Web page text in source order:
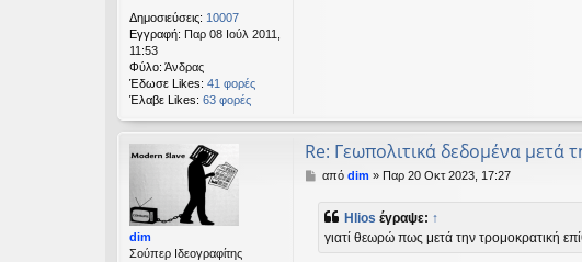
Δημοσιεύσεις: 10007
Εγγραφή: Παρ 08 Ιούλ 2011,
11:53
Φύλο: Άνδρας
Έδωσε Likes: 41 φορές
Έλαβε Likes: 63 φορές
dim
Σούπερ Ιδεογραφίτης
Re: Γεωπολιτικά δεδομένα μετά
Δ
σ
από dim » Παρ 20 Οκτ 2023, 17:27
Hlios έγραψε: ↑
γιατί θεωρώ πως μετά την τρομοκρατική